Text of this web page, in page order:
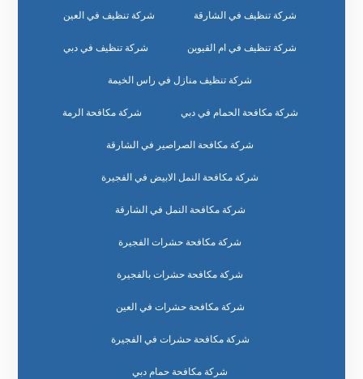
شركة تنظيف في الشارقة شركة تنظيف في العين
شركة تنظيف في ام القيوين شركة تنظيف في دبي
شركة تنظيف منازل في راس الخيمة
شركة مكافحة الحمام في دبي شركة مكافحة الرمة
شركة مكافحة الصراصير في الشارقة
شركة مكافحة النمل الابيض في الفجيرة
شركة مكافحة النمل في الشارقة
شركة مكافحة حشرات الفجيرة
شركة مكافحة حشرات بالفجيرة
شركة مكافحة حشرات في العين
شركة مكافحة حشرات في الفجيرة
شركة مكافحة حمام دبي